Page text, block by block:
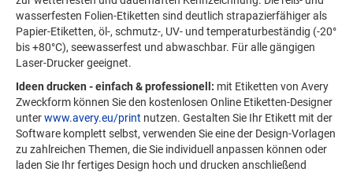
wasserfesten Folien-Etiketten sind deutlich strapazierfähiger als
Papier-Etiketten, öl-, schmutz-, UV- und temperaturbeständig (-20°
bis +80°C), seewasserfest und abwaschbar. Für alle gängigen
Laser-Drucker geeignet.
Ideen drucken - einfach & professionell: mit Etiketten von Avery
Zweckform können Sie den kostenlosen Online Etiketten-Designer
unterwww.avery.eu/print nutzen. Gestalten Sie Ihr Etikett mit der
Software komplett selbst, verwenden Sie eine der Design-Vorlagen
zu zahlreichen Themen, die Sie individuell anpassen können oder
laden Sie Ihr fertiges Design hoch und drucken anschließend